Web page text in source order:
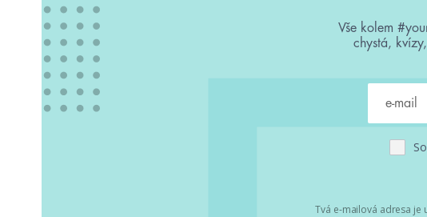
Vše kolem
chystá,
Tvá e-mailová adresa je